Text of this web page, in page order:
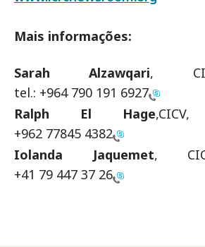
Mais informações:
Sarah Alzawqari,
tel.: +964 790 191 6927
Ralph El Hage
+962 77845 4382
Iolanda Jaquemet,
+41 79 447 37 26